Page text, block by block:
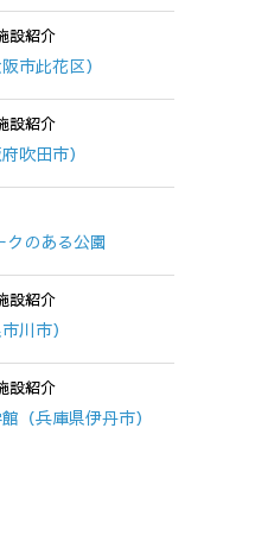
設紹介
市此花区）
設紹介
吹田市）
クのある公園
設紹介
川市）
設紹介
（兵庫県伊丹市）